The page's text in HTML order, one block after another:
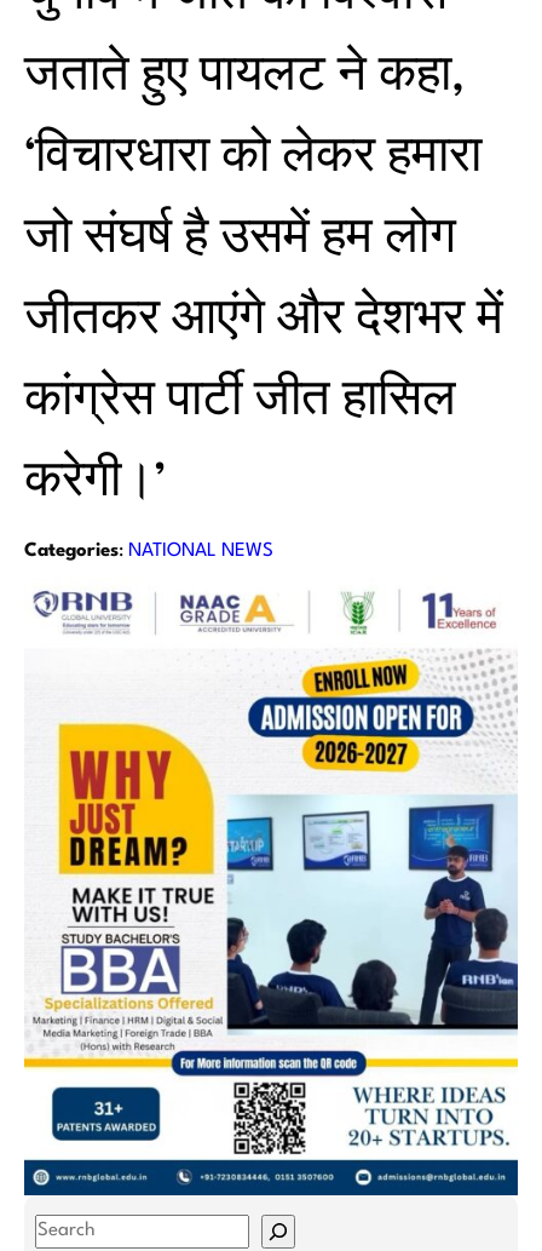
जताते हुए पायलट ने कहा,
‘विचारधारा को लेकर हमारा
जो संघर्ष है उसमें हम लोग
जीतकर आएंगे और देशभर में
कांग्रेस पार्टी जीत हासिल
करेगी।’
Categories: NATIONAL NEWS
S